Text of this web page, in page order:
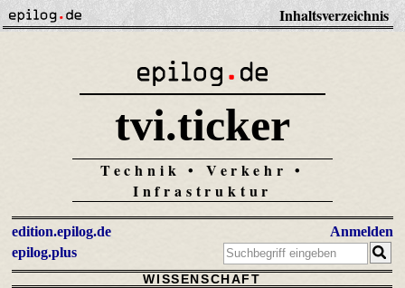
Inhaltsverzeichnis
tvi.ticker
Technik • Verkehr •
Infrastruktur
edition.epilog.de
epilog.plus
Anmelden
WISSENSCHAFT